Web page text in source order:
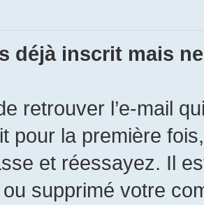
déjà inscrit mais
retrouver l’e-mail
pour la première
et réessayez. Il
supprimé votre